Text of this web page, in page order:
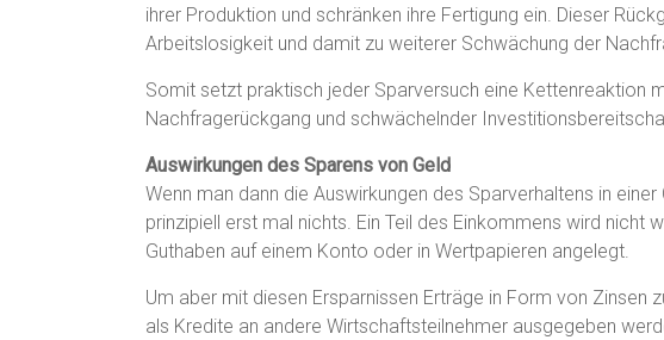
ihrer Produktion und schränken ihre Fertigung ein. Dieser
Arbeitslosigkeit und damit zu weiterer Schwächung der
Somit setzt praktisch jeder Sparversuch eine Kettenreaktion
Nachfragerückgang und schwächelnder
Auswirkungen des Sparens von Geld
Wenn man dann die Auswirkungen des Sparverhaltens in
prinzipiell erst mal nichts. Ein Teil des Einkommens wird nicht
Guthaben auf einem Konto oder in Wertpapieren angelegt.
Um aber mit diesen Ersparnissen Erträge in Form von Zinsen
als Kredite an andere Wirtschaftsteilnehmer ausgegeben